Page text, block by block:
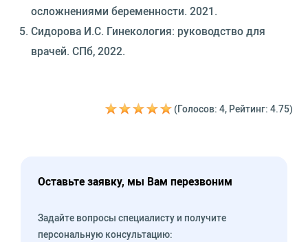
осложнениями беременности. 2021.
Сидорова И.С. Гинекология: руководство для
врачей. СПб, 2022.
(Голосов: 4, Рейтинг: 4.75)
Оставьте заявку, мы Вам перезвоним
Задайте вопросы специалисту и получите
персональную консультацию: